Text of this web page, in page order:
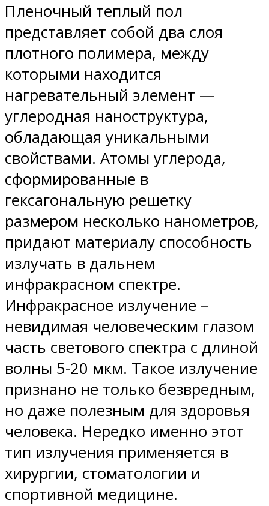
Пленочный теплый пол
представляет собой два слоя
плотного полимера, между
которыми находится
нагревательный элемент —
углеродная наноструктура,
обладающая уникальными
свойствами. Атомы углерода,
сформированные в
гексагональную решетку
размером несколько нанометров,
придают материалу способность
излучать в дальнем
инфракрасном спектре.
Инфракрасное излучение –
невидимая человеческим глазом
часть светового спектра с длиной
волны 5-20 мкм. Такое излучение
признано не только безвредным,
но даже полезным для здоровья
человека. Нередко именно этот
тип излучения применяется в
хирургии, стоматологии и
спортивной медицине.